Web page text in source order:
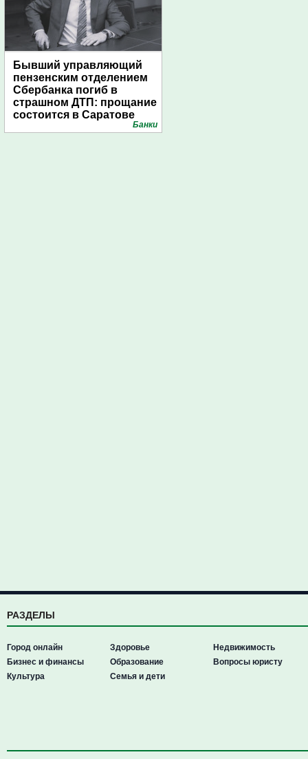
Бывший управляющий
пензенским отделением
Сбербанка погиб в
страшном ДТП: прощание
состоится в Саратове
Банки
РАЗДЕЛЫ
Город онлайн
Бизнес и финансы
Культура
Здоровье
Образование
Семья и дети
Недвижимость
Вопросы юристу